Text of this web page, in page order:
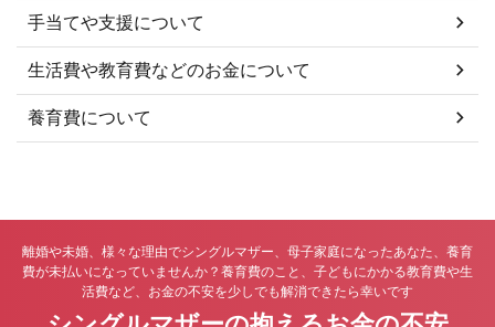
す ...
手当てや支援について
生活費や教育費などのお金について
養育費について
離婚や未婚、様々な理由でシングルマザー、母子家庭になったあなた、養育
費が未払いになっていませんか？養育費のこと、子どもにかかる教育費や生
活費など、お金の不安を少しでも解消できたら幸いです